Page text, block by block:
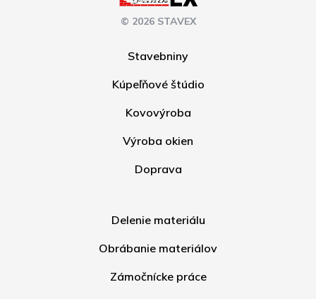
© 2026 STAVEX
Stavebniny
Kúpeľňové štúdio
Kovovýroba
Výroba okien
Doprava
Delenie materiálu
Obrábanie materiálov
Zámočnícke práce